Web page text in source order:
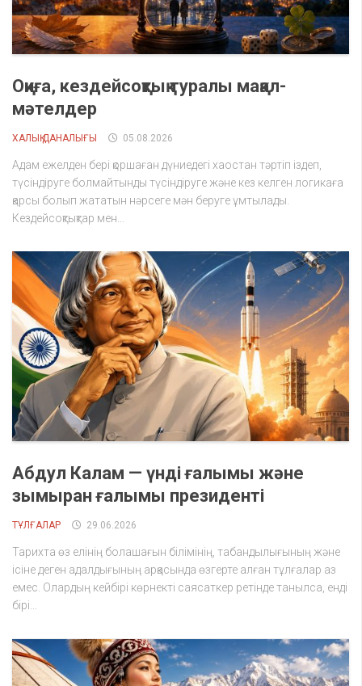
Оқиға, кездейсоқтық туралы мақал-
мәтелдер
ХАЛЫҚ ДАНАЛЫҒЫ 05.08.2026
Адам ежелден бері қоршаған дүниедегі хаостан тәртіп іздеп,
түсіндіруге болмайтынды түсіндіруге және кез келген логикаға
қарсы болып жататын нәрсеге мән беруге ұмтылады.
Кездейсоқтықтар мен...
Абдул Калам — үнді ғалымы және
зымыран ғалымы президенті
ТҰЛҒАЛАР 29.06.2026
Тарихта өз елінің болашағын білімінің, табандылығының және
ісіне деген адалдығының арқасында өзгерте алған тұлғалар аз
емес. Олардың кейбірі көрнекті саясаткер ретінде танылса, енді
бірі...